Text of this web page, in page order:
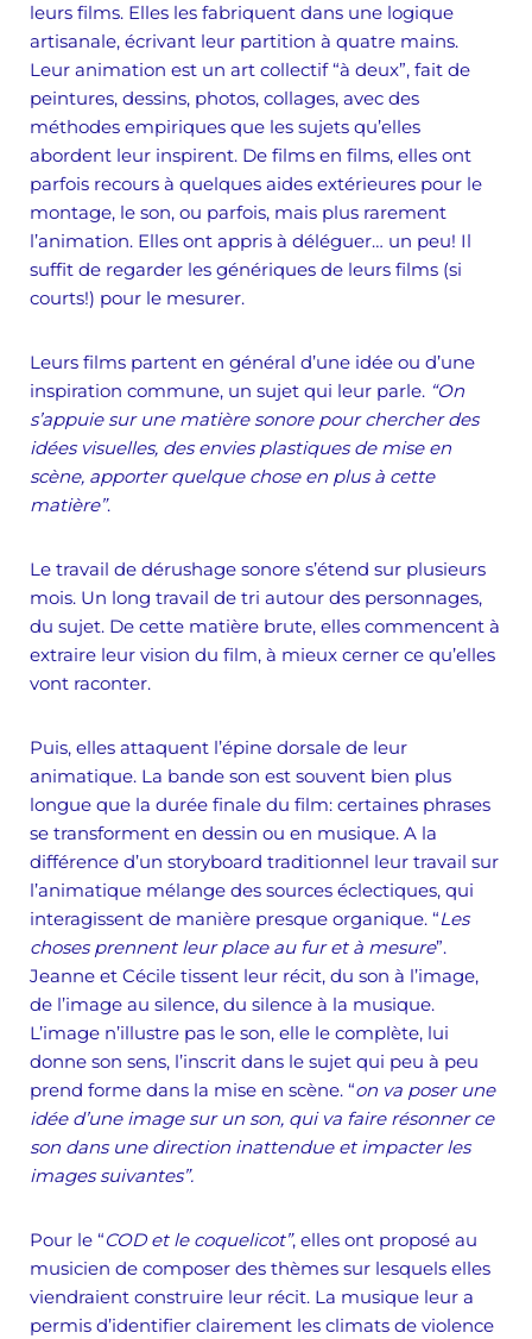
leurs films. Elles les fabriquent dans une logique
artisanale, écrivant leur partition à quatre mains.
Leur animation est un art collectif “à deux”, fait de
peintures, dessins, photos, collages, avec des
méthodes empiriques que les sujets qu’elles
abordent leur inspirent. De films en films, elles ont
parfois recours à quelques aides extérieures pour le
montage, le son, ou parfois, mais plus rarement
l’animation. Elles ont appris à déléguer… un peu! Il
suffit de regarder les génériques de leurs films (si
courts!) pour le mesurer.
Leurs films partent en général d’une idée ou d’une
inspiration commune, un sujet qui leur parle. “On
s’appuie sur une matière sonore pour chercher des
idées visuelles, des envies plastiques de mise en
scène, apporter quelque chose en plus à cette
matière”.
Le travail de dérushage sonore s’étend sur plusieurs
mois. Un long travail de tri autour des personnages,
du sujet. De cette matière brute, elles commencent à
extraire leur vision du film, à mieux cerner ce qu’elles
vont raconter.
Puis, elles attaquent l’épine dorsale de leur
animatique. La bande son est souvent bien plus
longue que la durée finale du film: certaines phrases
se transforment en dessin ou en musique. A la
différence d’un storyboard traditionnel leur travail sur
l’animatique mélange des sources éclectiques, qui
interagissent de manière presque organique. “Les
choses prennent leur place au fur et à mesure”.
Jeanne et Cécile tissent leur récit, du son à l’image,
de l’image au silence, du silence à la musique.
L’image n’illustre pas le son, elle le complète, lui
donne son sens, l’inscrit dans le sujet qui peu à peu
prend forme dans la mise en scène. “on va poser une
idée d’une image sur un son, qui va faire résonner ce
son dans une direction inattendue et impacter les
images suivantes”.
Pour le “COD et le coquelicot”, elles ont proposé au
musicien de composer des thèmes sur lesquels elles
viendraient construire leur récit. La musique leur a
permis d’identifier clairement les climats de violence